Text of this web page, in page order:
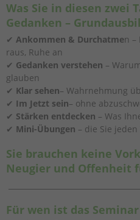
Was Sie in diesen zwei
Gedanken –
✔ Ankommen & Durchatmen –
raus, Ruhe an
✔ Gedanken verstehen –
glauben
✔ Klar sehen– Wahrnehmung
✔ Im Jetzt sein– ohne
✔ Stärken entdecken – Was
✔ Mini-Übungen – die Sie
Sie brauchen keine
Neugier und Offenheit
Für wen ist das